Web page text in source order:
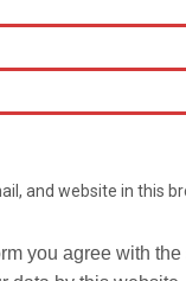
and website in this
you agree with the